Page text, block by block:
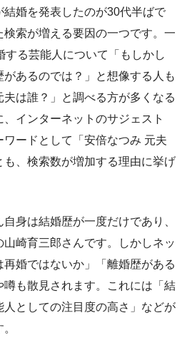
結婚を発表したのが30代半ばで
索が増える要因の一つです。一
する芸能人について「もしかし
あるのでは？」と想像する人も
は誰？」と調べる方が多くなる
インターネットのサジェスト
ワードとして「安倍なつみ 元夫
、検索数が増加する理由に挙げ
身は結婚歴が一度だけであり、
崎育三郎さんです。しかしネッ
再婚ではないか」「離婚歴がある
も散見されます。これには「結
としての注目度の高さ」などが